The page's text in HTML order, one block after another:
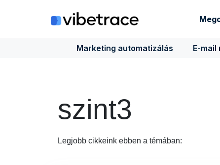
Marketing automatizálás E-
szint3
Legjobb cikkeink ebben a témában: